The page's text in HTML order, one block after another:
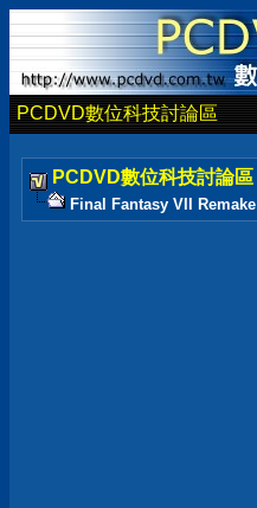
PCDVD數位科技討論區
PCDVD數位科技討論區
Final Fantasy VII Remake